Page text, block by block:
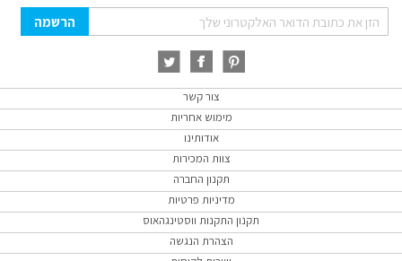
Sign
Up
Newsletter:
הרשמה
צור קשר
מימוש אחריות
אודותינו
צוות המכירות
תקנון החברה
מדיניות פרטיות
תקנון התקנות ווסטינגהאוס
הצהרת הנגשה